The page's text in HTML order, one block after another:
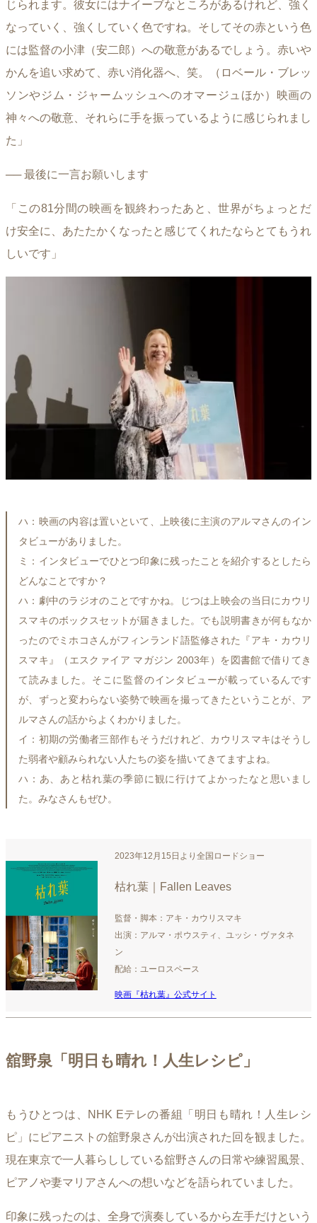
じられます。彼女にはナイーブなところがあるけれど、強く
なっていく、強くしていく色ですね。そしてその赤という色
には監督の小津（安二郎）への敬意があるでしょう。赤いや
かんを追い求めて、赤い消化器へ、笑。（ロベール・ブレッ
ソンやジム・ジャームッシュへのオマージュほか）映画の
神々への敬意、それらに手を振っているように感じられまし
た」
── 最後に一言お願いします
「この81分間の映画を観終わったあと、世界がちょっとだ
け安全に、あたたかくなったと感じてくれたならとてもうれ
しいです」
ハ：映画の内容は置いといて、上映後に主演のアルマさんのイン
タビューがありました。
ミ：インタビューでひとつ印象に残ったことを紹介するとしたら
どんなことですか？
ハ：劇中のラジオのことですかね。じつは上映会の当日にカウリ
スマキのボックスセットが届きました。でも説明書きが何もなか
ったのでミホコさんがフィンランド語監修された『アキ・カウリ
スマキ』（エスクァイア マガジン 2003年）を図書館で借りてき
て読みました。そこに監督のインタビューが載っているんです
が、ずっと変わらない姿勢で映画を撮ってきたということが、ア
ルマさんの話からよくわかりました。
イ：初期の労働者三部作もそうだけれど、カウリスマキはそうし
た弱者や顧みられない人たちの姿を描いてきてますよね。
ハ：あ、あと枯れ葉の季節に観に行けてよかったなと思いまし
た。みなさんもぜひ。
2023年12月15日より全国ロードショー
枯れ葉｜Fallen Leaves
監督・脚本：アキ・カウリスマキ
出演：アルマ・ポウスティ、ユッシ・ヴァタネ
ン
配給：ユーロスペース
映画『枯れ葉』公式サイト
舘野泉「明日も晴れ！人生レシピ」
もうひとつは、NHK Eテレの番組「明日も晴れ！人生レシ
ピ」にピアニストの舘野泉さんが出演された回を観ました。
現在東京で一人暮らししている舘野さんの日常や練習風景、
ピアノや妻マリアさんへの想いなどを語られていました。
印象に残ったのは、全身で演奏しているから左手だけという